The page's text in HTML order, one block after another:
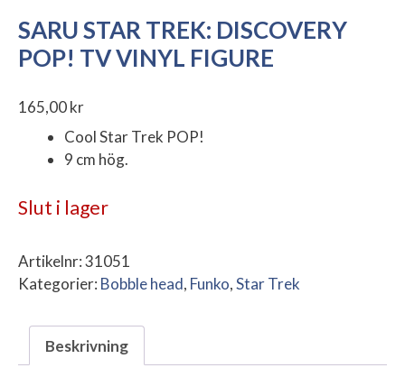
SARU STAR TREK: DISCOVERY
POP! TV VINYL FIGURE
165,00kr
Cool Star Trek POP!
9 cm hög.
Slut i lager
Artikelnr:31051
Kategorier: Bobble head, Funko,Star Trek
Beskrivning